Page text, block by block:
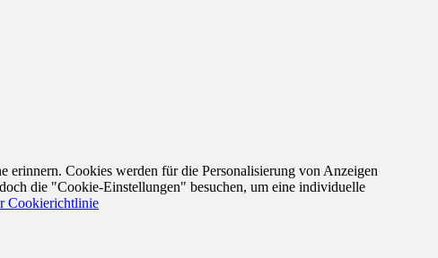
erinnern. Cookies werden für die Personalisierung von Anzeigen
die "Cookie-Einstellungen" besuchen, um eine individuelle
Cookierichtlinie